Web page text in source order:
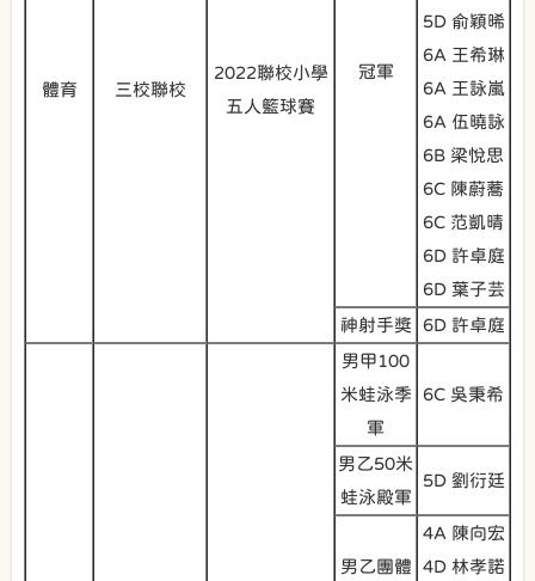
體育 三校聯校
2022聯校小學
五人籃球賽
冠軍
5D 俞穎晞
6A 王希琳
6A 王詠嵐
6A 伍曉詠
6B 梁悅思
6C 陳蔚蕎
6C 范凱晴
6D 許卓庭
6D 葉子芸
神射手獎
6D 許卓庭
男甲100
米蛙泳季
軍
6C 吳秉希
男乙50米
蛙泳殿軍
5D 劉衍廷
男乙團體
4A 陳向宏
4D 林孝諾